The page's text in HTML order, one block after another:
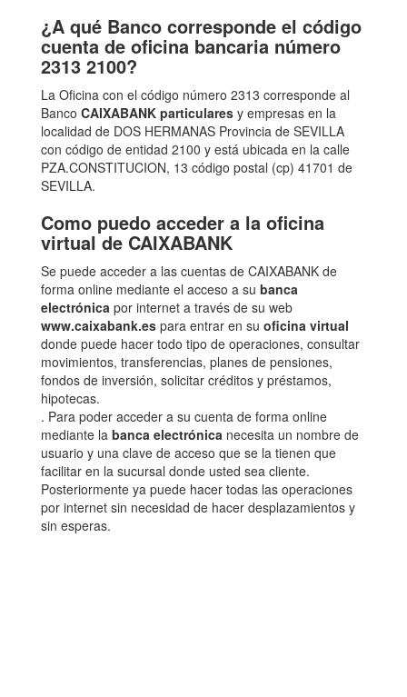
¿A qué Banco corresponde el código
cuenta de oficina bancaria número
2313 2100?
La Oficina con el código número 2313 corresponde al
Banco CAIXABANK particulares y empresas en la
localidad de DOS HERMANAS Provincia de SEVILLA
con código de entidad 2100 y está ubicada en la calle
PZA.CONSTITUCION, 13 código postal (cp) 41701 de
SEVILLA.
Como puedo acceder a la oficina
virtual de CAIXABANK
Se puede acceder a las cuentas de CAIXABANK de
forma online mediante el acceso a su banca
electrónica por internet a través de su web
www.caixabank.es para entrar en su oficina virtual
donde puede hacer todo tipo de operaciones, consultar
movimientos, transferencias, planes de pensiones,
fondos de inversión, solicitar créditos y préstamos,
hipotecas.
. Para poder acceder a su cuenta de forma online
mediante la banca electrónica necesita un nombre de
usuario y una clave de acceso que se la tienen que
facilitar en la sucursal donde usted sea cliente.
Posteriormente ya puede hacer todas las operaciones
por internet sin necesidad de hacer desplazamientos y
sin esperas.